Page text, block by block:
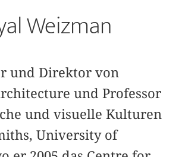
Weizman
und Direktor von
und Professor
und visuelle Kulturen
University of